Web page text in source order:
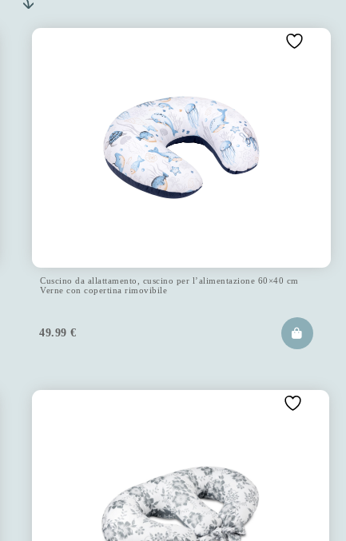
Cuscino da allattamento, cuscino per l’alimentazione 60×40 cm
Verne con copertina rimovibile
49.99 €